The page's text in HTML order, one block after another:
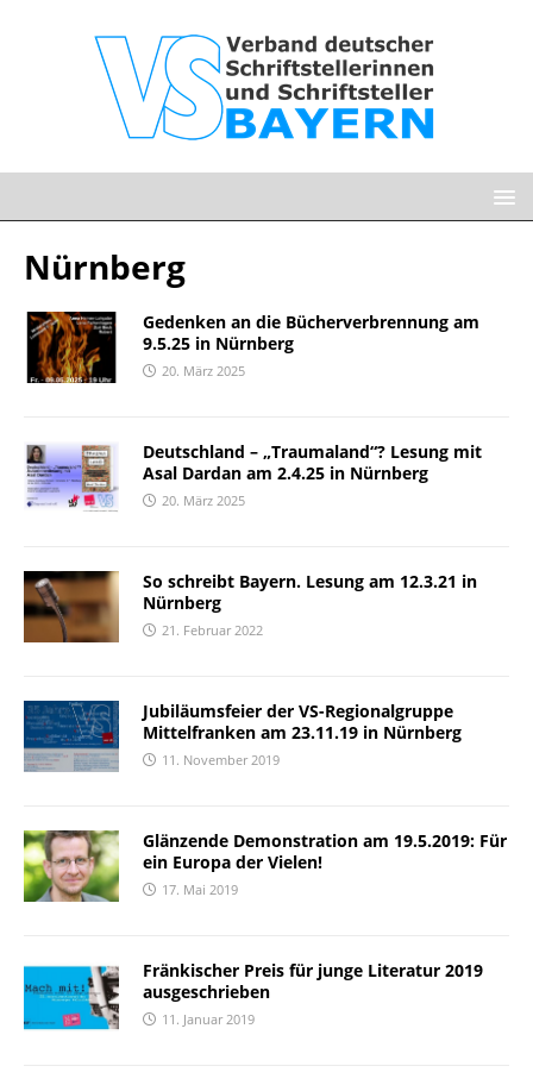
Nürnberg
Gedenken an die Bücherverbrennung am
9.5.25 in Nürnberg
20. März 2025
Deutschland – „Traumaland“? Lesung mit
Asal Dardan am 2.4.25 in Nürnberg
20. März 2025
So schreibt Bayern. Lesung am 12.3.21 in
Nürnberg
21. Februar 2022
Jubiläumsfeier der VS-Regionalgruppe
Mittelfranken am 23.11.19 in Nürnberg
11. November 2019
Glänzende Demonstration am 19.5.2019: Für
ein Europa der Vielen!
17. Mai 2019
Fränkischer Preis für junge Literatur 2019
ausgeschrieben
11. Januar 2019